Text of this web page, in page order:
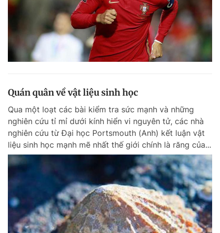
0906 645 777
Liên hệ quảng cáo
0908 780 404
Đặt báo Quảng cáo RSS Tòa soạn Chính sách bảo
Phó tổng biên tập: Lâm Hiếu Dũng
Phó tổng biên tập: Trần Việt Hưng
Tổng thư ký tòa soạn: Đức Trung
Giấy phép xuất bản số 110/GP - BTTTT cấp ngày 24.3.2020
© 2003-2026 Bản quyền thuộc về Báo Thanh Niên. Cấm sao chép
dưới mọi hình thức nếu không có sự chấp thuận bằng văn bản.
Phát triển bởi ePi Technologies, JSC.
Quán quân về vật liệu sinh học
Qua một loạt các bài kiểm tra sức mạnh và những
nghiên cứu tỉ mỉ dưới kính hiển vi nguyên tử, các nhà
nghiên cứu từ Đại học Portsmouth (Anh) kết luận vật
liệu sinh học mạnh mẽ nhất thế giới chính là răng của...